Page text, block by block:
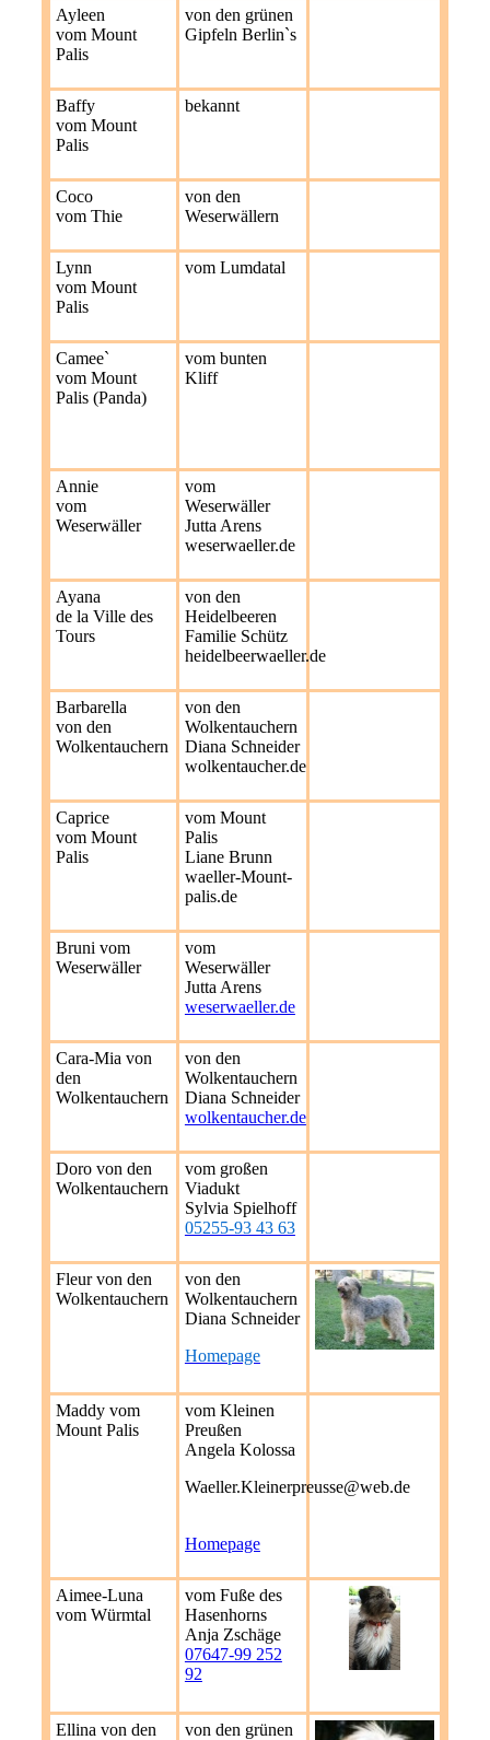
Ayleen
vom Mount
Palis
von den grünen
Gipfeln Berlin`s
Baffy
vom Mount
Palis
bekannt
Coco
vom Thie
von den
Weserwällern
Lynn
vom Mount
Palis
vom Lumdatal
Camee`
vom Mount
Palis (Panda)
vom bunten
Kliff
Annie
vom
Weserwäller
vom
Weserwäller
Jutta Arens
weserwaeller.de
Ayana
de la Ville des
Tours
von den
Heidelbeeren
Familie Schütz
heidelbeerwaeller.de
Barbarella
von den
Wolkentauchern
von den
Wolkentauchern
Diana Schneider
wolkentaucher.de
Caprice
vom Mount
Palis
vom Mount
Palis
Liane Brunn
waeller-Mount-
palis.de
Bruni vom
Weserwäller
vom
Weserwäller
Jutta Arens
weserwaeller.de
Cara-Mia von
den
Wolkentauchern
von den
Wolkentauchern
Diana Schneider
wolkentaucher.de
Doro von den
Wolkentauchern
vom großen
Viadukt
Sylvia Spielhoff
05255-93 43 63
Fleur von den
Wolkentauchern
von den
Wolkentauchern
Diana Schneider
Homepage
Maddy vom
Mount Palis
vom Kleinen
Preußen
Angela Kolossa
Waeller.Kleinerpreusse@web.de
Homepage
Aimee-Luna
vom Würmtal
vom Fuße des
Hasenhorns
Anja Zschäge
07647-99 252
92
Ellina von den von den grünen